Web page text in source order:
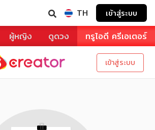
TH เข้าสู่ระบบ
ผู้หญิง ดูดวง ทรูไอดี ครีเอเตอร์
เข้าสู่ระบบ